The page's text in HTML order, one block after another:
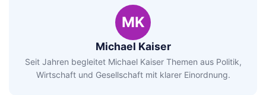
MK
Michael Kaiser
Seit Jahren begleitet Michael Kaiser Themen aus Politik,
Wirtschaft und Gesellschaft mit klarer Einordnung.